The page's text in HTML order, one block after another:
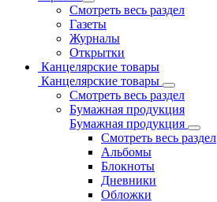
Смотреть весь раздел
Газеты
Журналы
Открытки
Канцелярские товары
Канцелярские товары
Смотреть весь раздел
Бумажная продукция
Бумажная продукция
Смотреть весь раздел
Альбомы
Блокноты
Дневники
Обложки